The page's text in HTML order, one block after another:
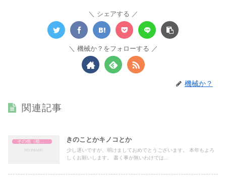
シェアする
機械か？をフォローする
機械か？
関連記事
その他（植物関係） きのことかキノコとか
少し遅いですが、明けましておめでとうございます。 本年もよろ
しくお願いします。 書く事が無いわけでは...